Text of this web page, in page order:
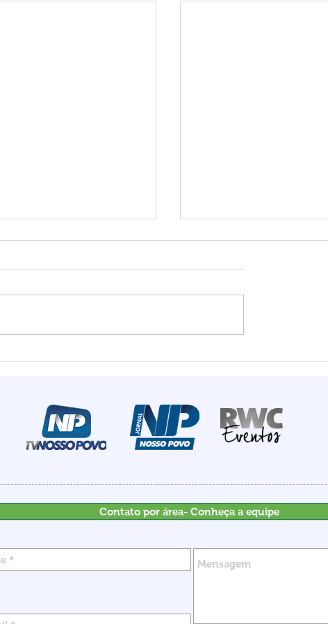
em 18 anos
investimentos até 2030
Contato por área- Conheça a equipe